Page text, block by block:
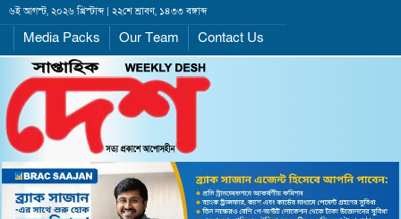
৬ই আগস্ট, ২০২৬ খ্রিস্টাব্দ | ২২শে শ্রাবণ, ১৪৩৩ বঙ্গাব্দ
Media Packs Our Team Contact Us